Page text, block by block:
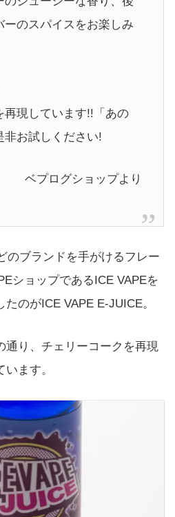
ーのスパイスをお楽しみ
再現しています!!「あの
非お試しください!
ベプログショップより
のブランドを手がけるフレー
ショップであるICE VAPEを
のがICE VAPE E-JUICE。
通り、チェリーコークを再現
ます。